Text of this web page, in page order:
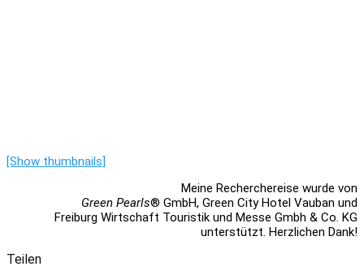
[Show thumbnails]
Meine Recherchereise wurde von
Green Pearls® GmbH, Green City Hotel Vauban und
Freiburg Wirtschaft Touristik und Messe Gmbh & Co. KG
unterstützt. Herzlichen Dank!
Teilen